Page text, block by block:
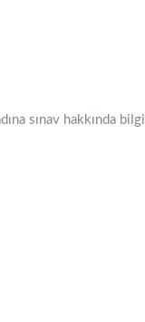
sınav hakkında bilgi